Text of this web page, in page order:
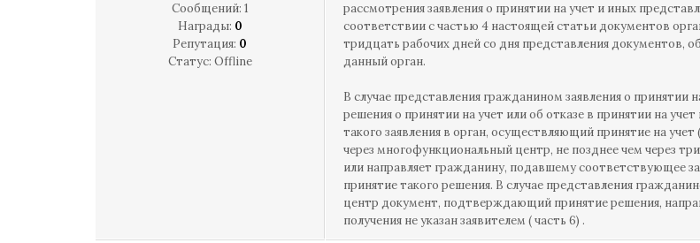
Сообщений: 1
Награды: 0
Репутация: 0
Статус: Offline
рассмотрения заявления о принятии на учет и иных
соответствии с частью 4 настоящей статьи документов
тридцать рабочих дней со дня представления документов,
данный орган.
В случае представления гражданином заявления о
решения о принятии на учет или об отказе в принятии на
такого заявления в орган, осуществляющий принятие на
через многофункциональный центр, не позднее чем через
или направляет гражданину, подавшему соответствующее
принятие такого решения. В случае представления
центр документ, подтверждающий принятие решения,
получения не указан заявителем ( часть 6) .